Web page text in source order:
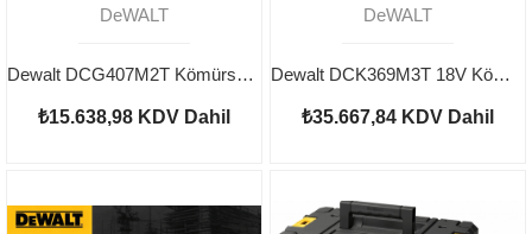
DeWALT
Dewalt DCG407M2T Kömürsüz Avuç Taşlama 18v 4.0Ah
₺15.638,98 KDV Dahil
DeWALT
Dewalt DCK369M3T 18V Kömürsüz 3x 4 Ah Akü 3'lü Makine Seti
₺35.667,84 KDV Dahil